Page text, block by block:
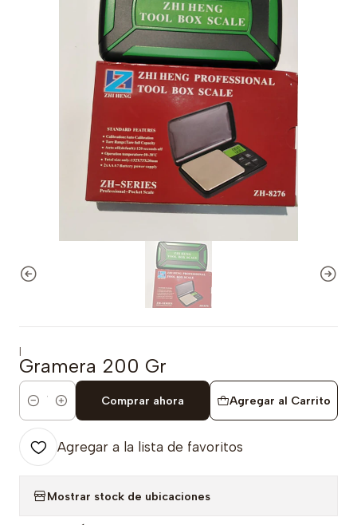
|
Gramera 200 Gr
Cantidad
Agregar al Carrito
Comprar ahora
Agregar a la lista de favoritos
Mostrar stock de ubicaciones